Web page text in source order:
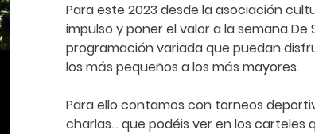
Para este 2023 desde la asociación
impulso y poner el valor a la semana
programación variada que puedan
los más pequeños a los más mayores.
Para ello contamos con torneos
charlas… que podéis ver en los